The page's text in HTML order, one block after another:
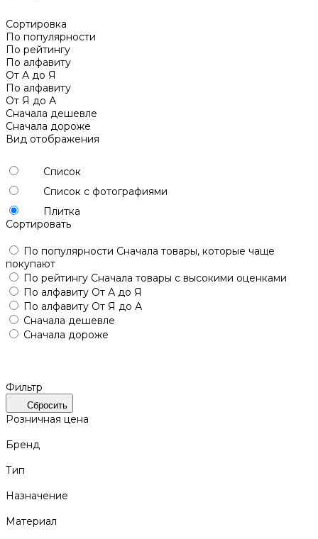
Сортировка
По популярности
По рейтингу
По алфавиту
От А до Я
По алфавиту
От Я до А
Сначала дешевле
Сначала дороже
Вид отображения
Список
Список с фотографиями
Плитка
Сортировать
По популярности Сначала товары, которые чаще
покупают
По рейтингу Сначала товары с высокими оценками
По алфавиту От А до Я
По алфавиту От Я до А
Сначала дешевле
Сначала дороже
Фильтр
Сбросить
Розничная цена
Бренд
Тип
Назначение
Материал